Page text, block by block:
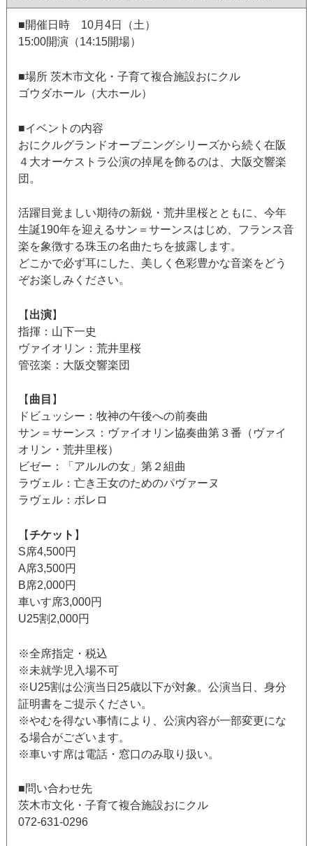
■開催日時 10月4日（土）
15:00開演（14:15開場）
■場所 茨木市文化・子育て複合施設おにクル
ゴウダホール（大ホール）
■イベントの内容
おにクルグランドオープニングシリーズから続く在阪
４大オーケストラ公演の掉尾を飾るのは、大阪交響楽
団。
活躍目覚ましい期待の新鋭・荒井里桜とともに、今年
生誕190年を迎えるサン＝サーンスはじめ、フランス音
楽を象徴する珠玉の名曲たちを披露します。
どこかで必ず耳にした、美しく色彩豊かな音楽をどう
ぞお楽しみください。
【 出演】
指揮：山下一史
ヴァイオリン：荒井里桜
管弦楽：大阪交響楽団
【 曲目 】
ドビュッシー：牧神の午後への前奏曲
サン＝サーンス：ヴァイオリン協奏曲第３番（ヴァイ
オリン・荒井里桜）
ビゼー：「アルルの女」第２組曲
ラヴェル：亡き王女のためのパヴァーヌ
ラヴェル：ボレロ
【チケット 】
S席4,500円
A席3,500円
B席2,000円
車いす席3,000円
U25割2,000円
※全席指定・税込
※未就学児入場不可
※U25割は公演当日25歳以下が対象。公演当日、身分
証明書をご提示ください。
※やむを得ない事情により、公演内容が一部変更にな
る場合がございます。
※車いす席は電話・窓口のみ取り扱い。
■問い合わせ先
茨木市文化・子育て複合施設おにクル
072-631-0296